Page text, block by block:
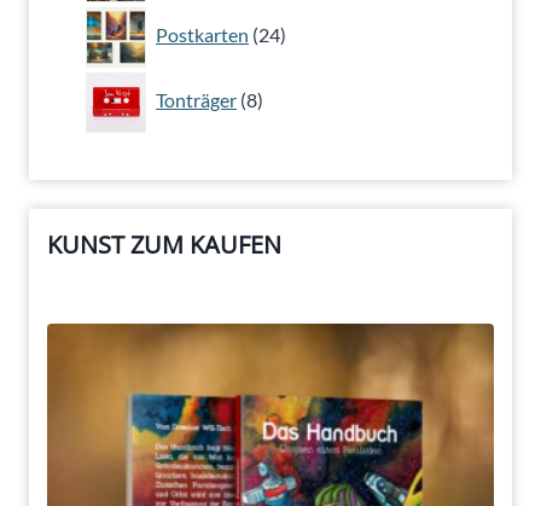
Postkarten 24
24
Produkte
Tonträger 8
8
Produkte
KUNST ZUM KAUFEN